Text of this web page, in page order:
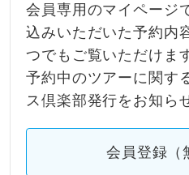
会員専用のマイページ
込みいただいた予約内
つでもご覧いただけま
予約中のツアーに関す
ス倶楽部発行をお知ら
会員登録（